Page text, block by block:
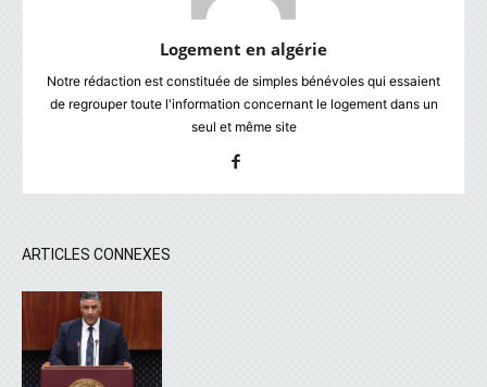
Logement en algérie
Notre rédaction est constituée de simples bénévoles qui essaient
de regrouper toute l'information concernant le logement dans un
seul et même site
ARTICLES CONNEXES